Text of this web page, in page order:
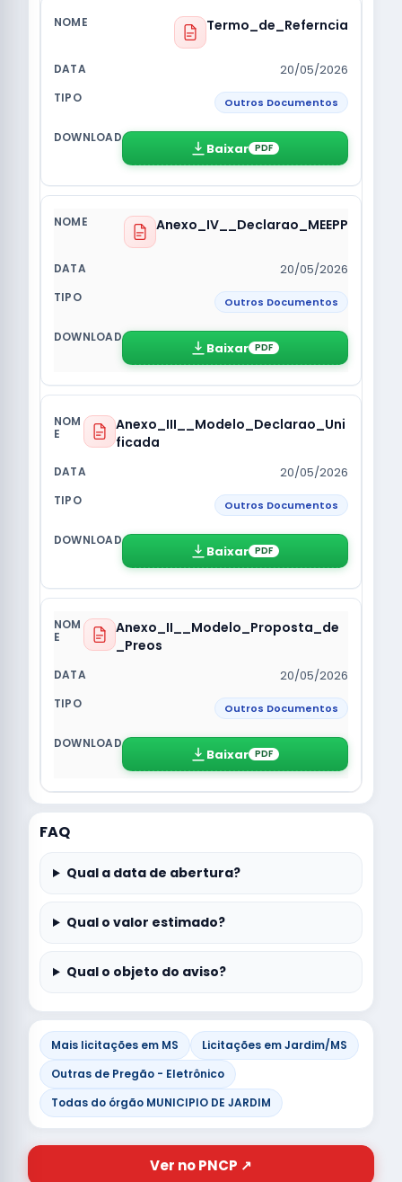
Termo_de_Referncia
20/05/2026
Outros Documentos
Baixar PDF
Anexo_IV__Declarao_MEEPP
20/05/2026
Outros Documentos
Baixar PDF
Anexo_III__Modelo_Declarao_Uni
ficada
20/05/2026
Outros Documentos
Baixar PDF
Anexo_II__Modelo_Proposta_de
_Preos
20/05/2026
Outros Documentos
Baixar PDF
FAQ
Qual a data de abertura?
Qual o valor estimado?
Qual o objeto do aviso?
Mais licitações em MS
Licitações em Jardim/MS
Outras de Pregão - Eletrônico
Todas do órgão MUNICIPIO DE JARDIM
Ver no PNCP ↗